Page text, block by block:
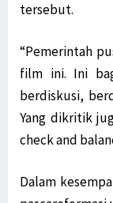
tersebut.
“Pemerintah
film ini. Ini
berdiskusi,
Yang dikritik
check and
Dalam